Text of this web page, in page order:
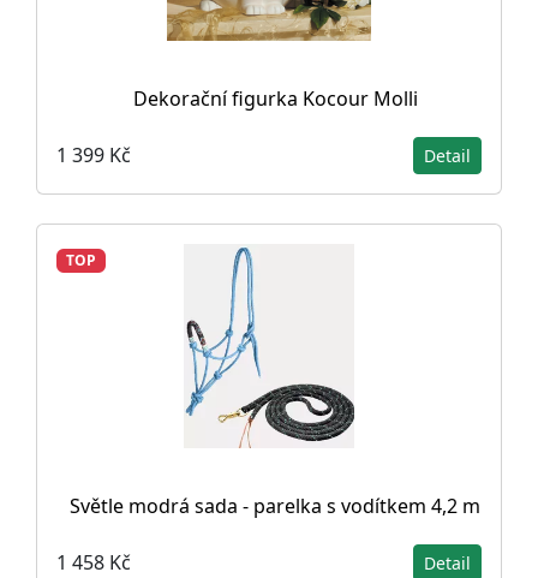
Dekorační figurka Kocour Molli
1 399 Kč Detail
TOP
Světle modrá sada - parelka s vodítkem 4,2 m
1 458 Kč Detail